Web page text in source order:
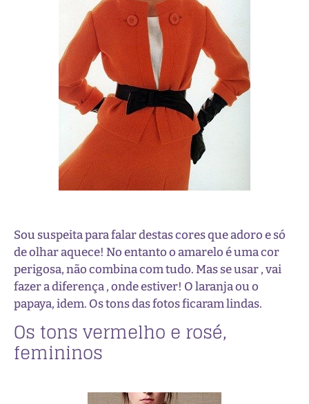
Sou suspeita para falar destas cores que adoro e só
de olhar aquece! No entanto o amarelo é uma cor
perigosa, não combina com tudo. Mas se usar , vai
fazer a diferença , onde estiver! O laranja ou o
papaya, idem. Os tons das fotos ficaram lindas.
Os tons vermelho e rosé,
femininos